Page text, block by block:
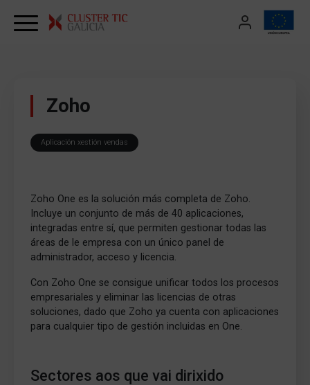
Zoho
Aplicación xestión vendas
Zoho One es la solución más completa de Zoho.
Incluye un conjunto de más de 40 aplicaciones,
integradas entre sí, que permiten gestionar todas las
áreas de le empresa con un único panel de
administrador, acceso y licencia.
Con Zoho One se consigue unificar todos los procesos
empresariales y eliminar las licencias de otras
soluciones, dado que Zoho ya cuenta con aplicaciones
para cualquier tipo de gestión incluidas en One.
Sectores aos que vai dirixido